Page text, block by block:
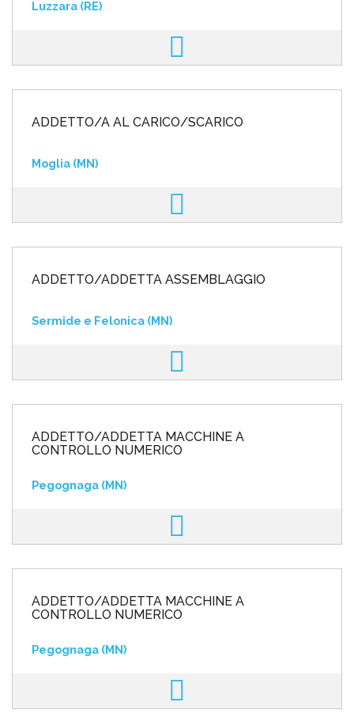
Luzzara (RE)
ADDETTO/A AL CARICO/SCARICO
Moglia (MN)
ADDETTO/ADDETTA ASSEMBLAGGIO
Sermide e Felonica (MN)
ADDETTO/ADDETTA MACCHINE A
CONTROLLO NUMERICO
Pegognaga (MN)
ADDETTO/ADDETTA MACCHINE A
CONTROLLO NUMERICO
Pegognaga (MN)